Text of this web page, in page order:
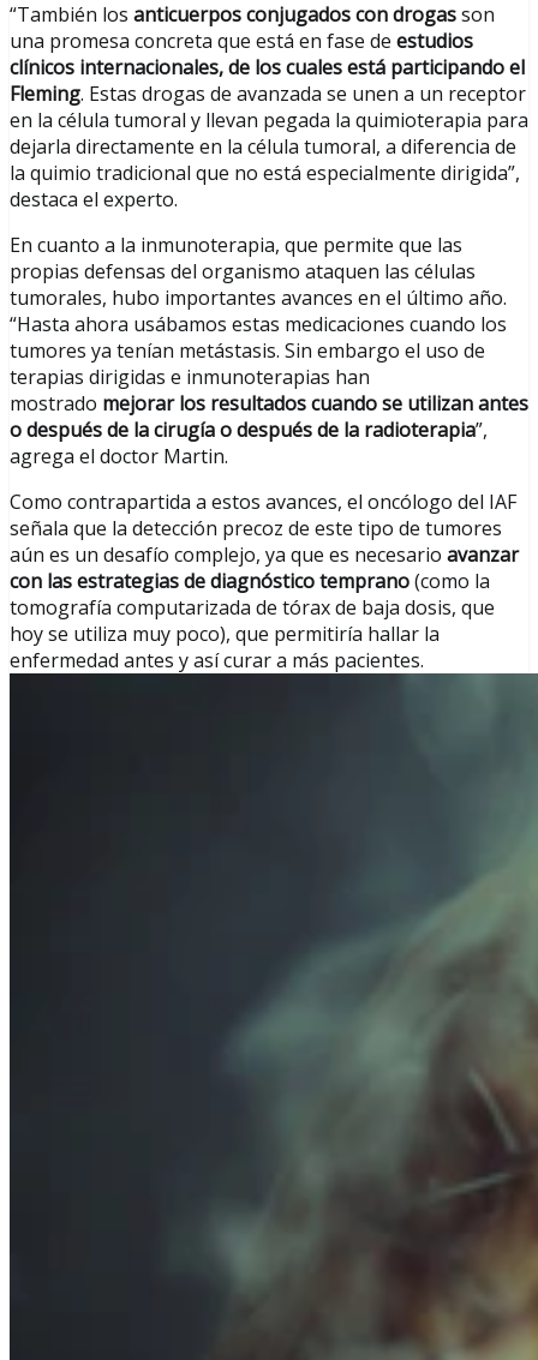
“También los anticuerpos conjugados con drogasson
una promesa concreta que está en fase de estudios
clínicos internacionales, de los cuales está participando el
Fleming. Estas drogas de avanzada se unen a un receptor
en la célula tumoral y llevan pegada la quimioterapia para
dejarla directamente en la célula tumoral, a diferencia de
la quimio tradicional que no está especialmente dirigida”,
destaca el experto.
En cuanto a la inmunoterapia, que permite que las
propias defensas del organismo ataquen las células
tumorales, hubo importantes avances en el último año.
“Hasta ahora usábamos estas medicaciones cuando los
tumores ya tenían metástasis. Sin embargo el uso de
terapias dirigidas e inmunoterapias han
mostrado mejorar los resultados cuando se utilizan antes
o después de la cirugía o después de la radioterapia”,
agrega el doctor Martin.
Como contrapartida a estos avances, el oncólogo del IAF
señala que la detección precoz de este tipo de tumores
aún es un desafío complejo, ya que es necesario avanzar
con las estrategias de diagnóstico temprano(como la
tomografía computarizada de tórax de baja dosis, que
hoy se utiliza muy poco), que permitiría hallar la
enfermedad antes y así curar a más pacientes.